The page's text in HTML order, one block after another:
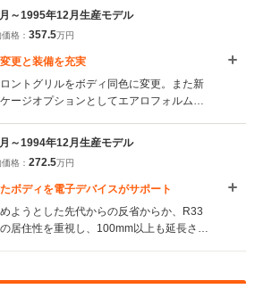
るとともにステアリングのデザインや、セ
ラスターも変更された。（1996.1）
～1995年12月生産モデル
格： 357.5万円
更と装備を充実
ントグリルをボディ同色に変更。また新
ージオプションとしてエアロフォルムバ
追加設定。そのほか全車に運転席SRSエア
標準装備された。（1995.1）
～1994年12月生産モデル
格： 272.5万円
ボディを電子デバイスがサポート
ようとした先代からの反省からか、R33
居住性を重視し、100mm以上も延長され
化されたボディにパフォーマンスを高め